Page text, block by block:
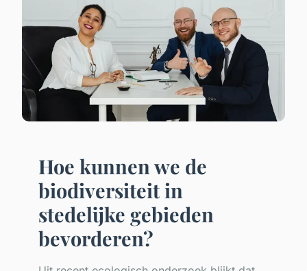
Hoe kunnen we de
biodiversiteit in
stedelijke gebieden
bevorderen?